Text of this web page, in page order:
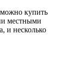
купить
местными
и несколько